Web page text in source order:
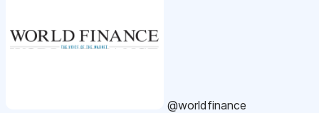
@worldfinance